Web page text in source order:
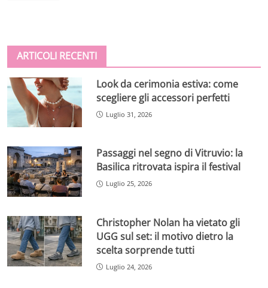
ARTICOLI RECENTI
Look da cerimonia estiva: come
scegliere gli accessori perfetti
Luglio 31, 2026
Passaggi nel segno di Vitruvio: la
Basilica ritrovata ispira il festival
Luglio 25, 2026
Christopher Nolan ha vietato gli
UGG sul set: il motivo dietro la
scelta sorprende tutti
Luglio 24, 2026